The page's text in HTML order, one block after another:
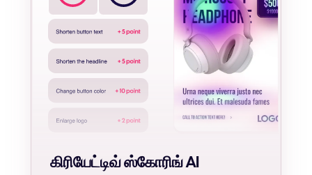
கிரியேட்டிவ் ஸ்கோரிங் AI